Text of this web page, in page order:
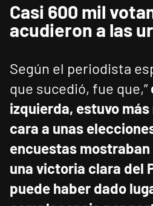
Casi 600 mil
acudieron a las
Según el periodista
que sucedió, fue que,”
izquierda, estuvo
cara a unas
encuestas
una victoria clara del
puede haber dado